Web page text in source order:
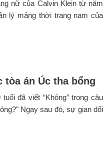
nữ của Calvin Klein từ năm
lý mảng thời trang nam của
tòa án Úc tha bổng
đã viết “Không” trong câu
Ngay sau đó, sự gian dối